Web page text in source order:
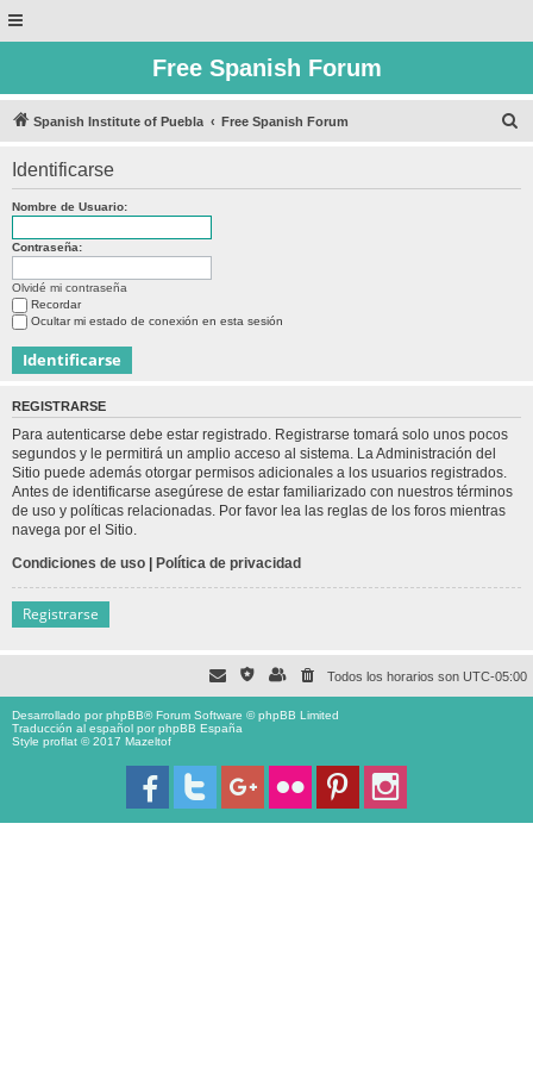
Free Spanish Forum
Spanish Institute of Puebla Free Spanish Forum
Identificarse
Nombre de Usuario:
Contraseña:
Olvidé mi contraseña
Recordar
Ocultar mi estado de conexión en esta sesión
REGISTRARSE
Para autenticarse debe estar registrado. Registrarse tomará solo unos pocos
segundos y le permitirá un amplio acceso al sistema. La Administración del
Sitio puede además otorgar permisos adicionales a los usuarios registrados.
Antes de identificarse asegúrese de estar familiarizado con nuestros términos
de uso y políticas relacionadas. Por favor lea las reglas de los foros mientras
navega por el Sitio.
Condiciones de uso | Política de privacidad
Registrarse
Todos los horarios son UTC-05:00
Desarrollado porphpBB® Forum Software © phpBB Limited
Traducción al español porphpBB España
Style proflat © 2017 Mazeltof